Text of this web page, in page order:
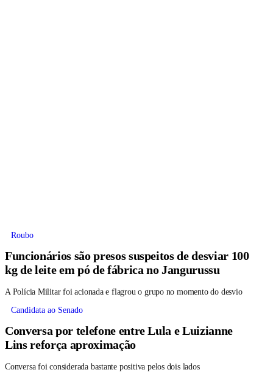
Roubo
Funcionários são presos suspeitos de desviar 100
kg de leite em pó de fábrica no Jangurussu
A Polícia Militar foi acionada e flagrou o grupo no momento do desvio
Candidata ao Senado
Conversa por telefone entre Lula e Luizianne
Lins reforça aproximação
Conversa foi considerada bastante positiva pelos dois lados